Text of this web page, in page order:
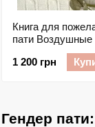
Гендер
Книга для
пати
1 200 грн